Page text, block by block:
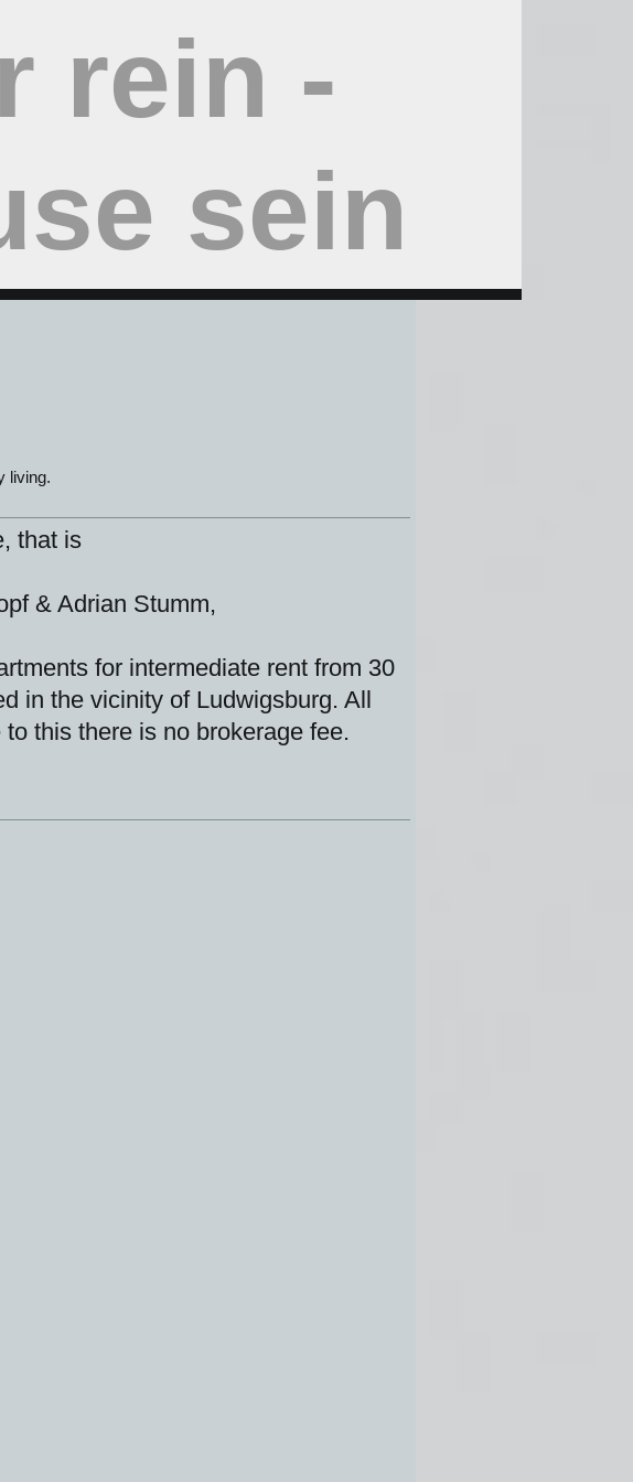
rein -
sein
living.
that is
& Adrian Stumm,
for intermediate rent from 30
in the vicinity of Ludwigsburg. All
this there is no brokerage fee.